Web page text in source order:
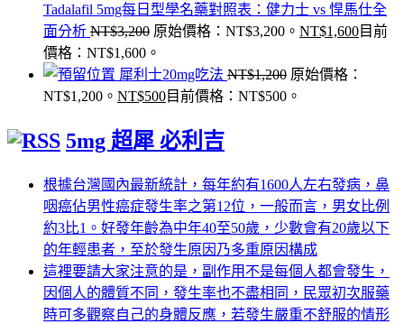
Tadalafil 5mg每日型學名藥對照表：健力士 vs 悍馬仕全
面分析 NT$3,200 原始價格：NT$3,200。 NT$1,600目前
價格：NT$1,600。
犀利士20mg吃法 NT$1,200 原始價格：
NT$1,200。 NT$500目前價格：NT$500。
5mg 超犀 必利吉
根據台灣國內最新統計，每年約有1600人左右發病，鼻
咽癌佔男性癌症發生率之第12位，一般而言，男女比例
約3比1。好發年齡為中年40至50歲，少數會有20歲以下
的年輕患者，至於發生原因乃多重原因構成
這裡要請大家注意的是，副作用不是每個人都會發生，
因個人的體質不同，發生率也不盡相同，民眾初次服藥
時可多觀察自己的身體反應，若發生嚴重不舒服的情形